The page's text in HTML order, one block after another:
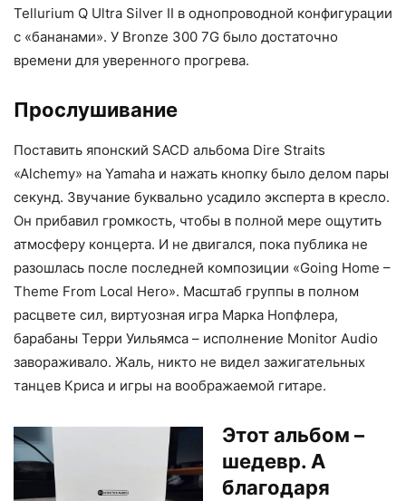
Tellurium Q Ultra Silver II в однопроводной конфигурации
с «бананами». У Bronze 300 7G было достаточно
времени для уверенного прогрева.
Прослушивание
Поставить японский SACD альбома Dire Straits
«Alchemy» на Yamaha и нажать кнопку было делом пары
секунд. Звучание буквально усадило эксперта в кресло.
Он прибавил громкость, чтобы в полной мере ощутить
атмосферу концерта. И не двигался, пока публика не
разошлась после последней композиции «Going Home –
Theme From Local Hero». Масштаб группы в полном
расцвете сил, виртуозная игра Марка Нопфлера,
барабаны Терри Уильямса – исполнение Monitor Audio
завораживало. Жаль, никто не видел зажигательных
танцев Криса и игры на воображаемой гитаре.
Этот альбом –
шедевр. А
благодаря